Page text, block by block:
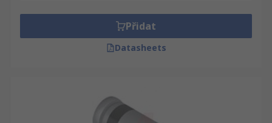
Přidat
Datasheets